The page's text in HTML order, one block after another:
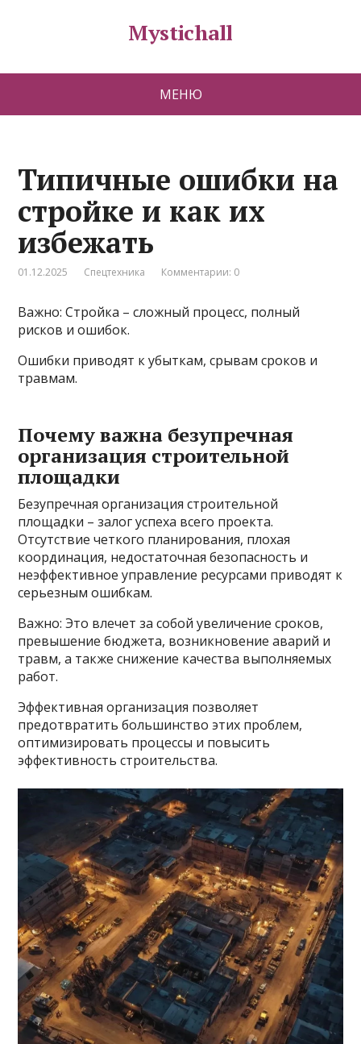
Mystichall
МЕНЮ
Типичные ошибки на
стройке и как их
избежать
01.12.2025 Спецтехника Комментарии: 0
Важно: Стройка – сложный процесс, полный
рисков и ошибок.
Ошибки приводят к убыткам, срывам сроков и
травмам.
Почему важна безупречная
организация строительной
площадки
Безупречная организация строительной
площадки – залог успеха всего проекта.
Отсутствие четкого планирования, плохая
координация, недостаточная безопасность и
неэффективное управление ресурсами приводят к
серьезным ошибкам.
Важно: Это влечет за собой увеличение сроков,
превышение бюджета, возникновение аварий и
травм, а также снижение качества выполняемых
работ.
Эффективная организация позволяет
предотвратить большинство этих проблем,
оптимизировать процессы и повысить
эффективность строительства.